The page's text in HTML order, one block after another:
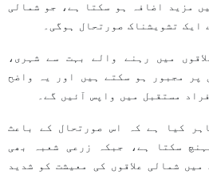
مزید اضافہ ہو سکتا ہے، جو شمالی
ایک تشویشناک صورتحال ہوگی۔
میں رہنے والے بہت سے شہری،
پر مجبور ہو سکتے ہیں اور یہ واضح
مستقبل میں واپس آئیں گے۔
کیا ہے کہ اس صورتحال کے باعث
سکتا ہے، جبکہ زرعی شعبہ بھی
شمالی علاقوں کی معیشت کو شدید